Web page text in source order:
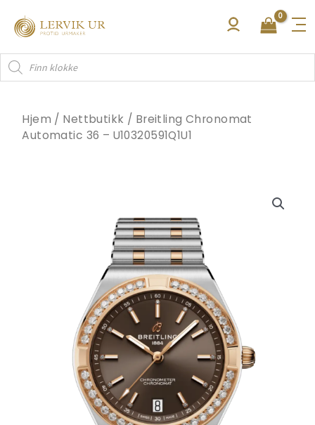
rett
innholdet
Products
search
Hjem / Nettbutikk / Breitling Chronomat
Automatic 36 – U10320591Q1U1